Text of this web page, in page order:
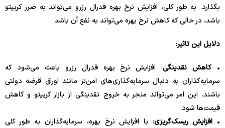
بگذارد. به طور کلی، افزایش نرخ بهره فدرال رزرو می‌تواند به ضرر کریپتو
باشد، در حالی که کاهش نرخ بهره می‌تواند به نفع آن باشد.
دلایل این تاثیر:
• کاهش نقدینگی: افزایش نرخ بهره فدرال رزرو باعث می‌شود که
سرمایه‌گذاران به دنبال سرمایه‌گذاری‌های امن‌تر مانند اوراق قرضه دولتی
باشند. این امر می‌تواند منجر به خروج نقدینگی از بازار کریپتو و کاهش
قیمت‌ها شود.
• افزایش ریسک‌گریزی: با افزایش نرخ بهره، سرمایه‌گذاران به طور کلی